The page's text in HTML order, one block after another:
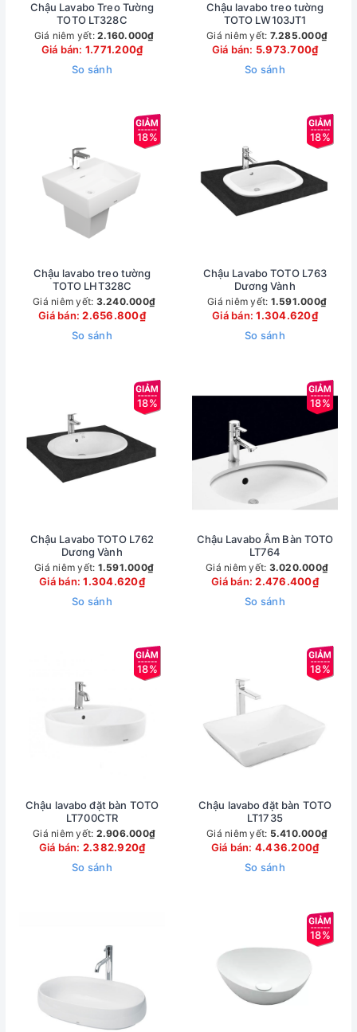
Chậu Lavabo Treo Tường
TOTO LT328C
Giá niêm yết: 2.160.000₫
Giá bán: 1.771.200₫
So sánh
Chậu lavabo treo tường
TOTO LW103JT1
Giá niêm yết: 7.285.000₫
Giá bán: 5.973.700₫
So sánh
18%
Chậu lavabo treo tường
TOTO LHT328C
Giá niêm yết: 3.240.000₫
Giá bán:2.656.800₫
So sánh
18%
Chậu Lavabo TOTO L763
Dương Vành
Giá niêm yết: 1.591.000₫
Giá bán:1.304.620₫
So sánh
18%
Chậu Lavabo TOTO L762
Dương Vành
Giá niêm yết: 1.591.000₫
Giá bán:1.304.620₫
So sánh
18%
Chậu Lavabo Âm Bàn TOTO
LT764
Giá niêm yết: 3.020.000₫
Giá bán:2.476.400₫
So sánh
18%
Chậu lavabo đặt bàn TOTO
LT700CTR
Giá niêm yết: 2.906.000₫
Giá bán: 2.382.920₫
So sánh
18%
Chậu lavabo đặt bàn TOTO
LT1735
Giá niêm yết: 5.410.000₫
Giá bán: 4.436.200₫
So sánh
18%